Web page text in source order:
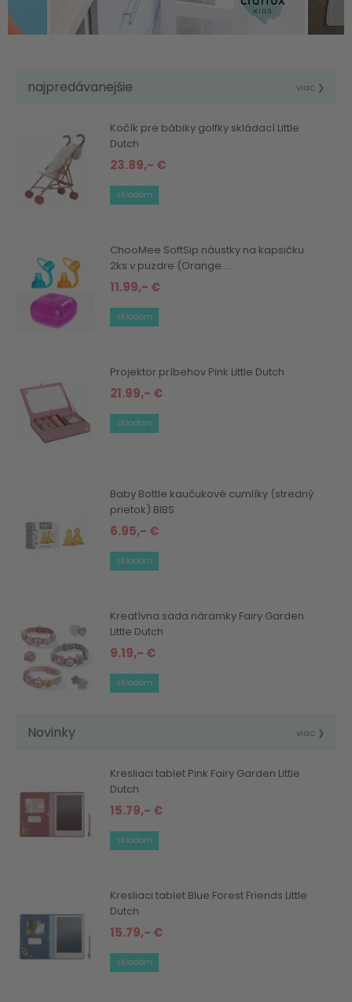
najpredávanejšie viac ❯
Kočík pre bábiky golfky skládací Little
Dutch
23.89,- €
skladom
ChooMee SoftSip náustky na kapsičku
2ks v puzdre (Orange ...
11.99,- €
skladom
Projektor príbehov Pink Little Dutch
21.99,- €
skladom
Baby Bottle kaučukové cumlíky (stredný
prietok) BIBS
6.95,- €
skladom
Kreatívna sada náramky Fairy Garden
Little Dutch
9.19,- €
skladom
Novinky viac ❯
Kresliaci tablet Pink Fairy Garden Little
Dutch
15.79,- €
skladom
Kresliaci tablet Blue Forest Friends Little
Dutch
15.79,- €
skladom